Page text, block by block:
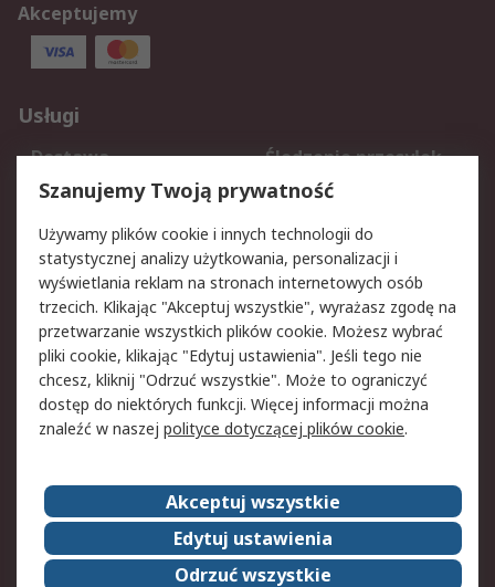
Akceptujemy
Usługi
Dostawa
Śledzenie przesyłek
Reklamacje i zwroty
Rejestracja
Aspekty prawne
Bezpieczeństwo e-
maila
Polityka dotycząca
plików cookie
Polityka prywatności
Użytkowanie witryny
Zastrzeżenia prawne
Warunki Sprzedaży
Kontakt
O firmie RS
RS na świecie
Kariera
Nagrody dla RS
Szanujemy Twoją prywatność
Używamy plików cookie i innych technologii do
statystycznej analizy użytkowania, personalizacji i
wyświetlania reklam na stronach internetowych osób
trzecich. Klikając "Akceptuj wszystkie", wyrażasz zgodę na
przetwarzanie wszystkich plików cookie. Możesz wybrać
pliki cookie, klikając "Edytuj ustawienia". Jeśli tego nie
chcesz, kliknij "Odrzuć wszystkie". Może to ograniczyć
dostęp do niektórych funkcji. Więcej informacji można
znaleźć w naszej polityce dotyczącej plików cookie.
Akceptuj wszystkie
Edytuj ustawienia
Odrzuć wszystkie